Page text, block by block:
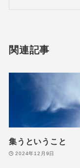
関連記事
集うということ
2024年12月9日